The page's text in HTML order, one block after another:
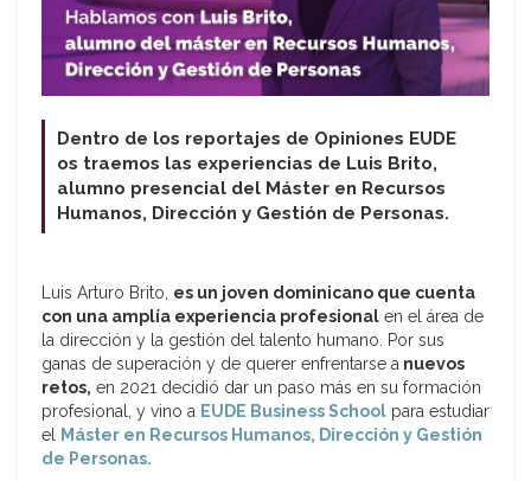
Dentro de los reportajes de Opiniones EUDE
os traemos las experiencias de Luis Brito,
alumno presencial del Máster en Recursos
Humanos, Dirección y Gestión de Personas.
Luis Arturo Brito, es un joven dominicano que cuenta
con una amplía experiencia profesional en el área de
la dirección y la gestión del talento humano. Por sus
ganas de superación y de querer enfrentarse a nuevos
retos, en 2021 decidió dar un paso más en su formación
profesional, y vino a EUDE Business School para estudiar
el Máster en Recursos Humanos, Dirección y Gestión
de Personas.